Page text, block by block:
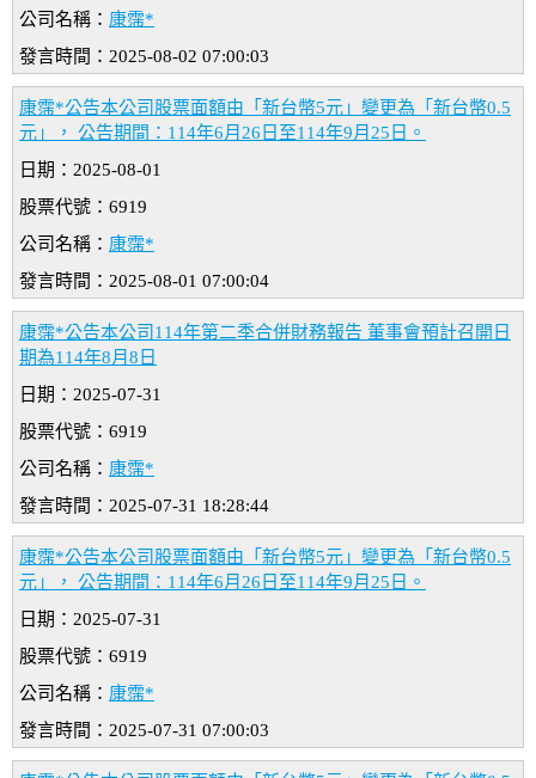
公司名稱： 康霈*
發言時間：2025-08-02 07:00:03
康霈*公告本公司股票面額由「新台幣5元」變更為「新台幣0.5
元」， 公告期間：114年6月26日至114年9月25日。
日期：2025-08-01
股票代號：6919
公司名稱： 康霈*
發言時間：2025-08-01 07:00:04
康霈*公告本公司114年第二季合併財務報告 董事會預計召開日
期為114年8月8日
日期：2025-07-31
股票代號：6919
公司名稱： 康霈*
發言時間：2025-07-31 18:28:44
康霈*公告本公司股票面額由「新台幣5元」變更為「新台幣0.5
元」， 公告期間：114年6月26日至114年9月25日。
日期：2025-07-31
股票代號：6919
公司名稱： 康霈*
發言時間：2025-07-31 07:00:03